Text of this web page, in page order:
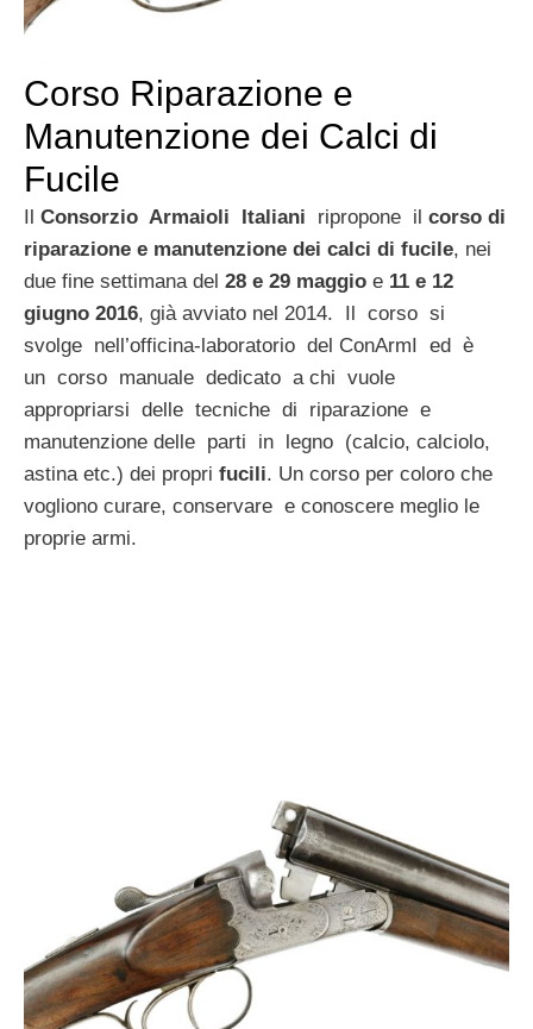
Corso Riparazione e
Manutenzione dei Calci di
Fucile
Consorzio Armaioli Italiani ripropone il corso di
riparazione e manutenzione dei calci di fucile, nei
due fine settimana del 28 e 29 maggio e 11 e 12
giugno 2016, già avviato nel 2014. Il corso si
svolge nell’officina-laboratorio del ConArmI ed è
un corso manuale dedicato a chi vuole
appropriarsi delle tecniche di riparazione e
manutenzione delle parti in legno (calcio, calciolo,
astina etc.) dei propri fucili. Un corso per coloro che
vogliono curare, conservare e conoscere meglio le
proprie armi.